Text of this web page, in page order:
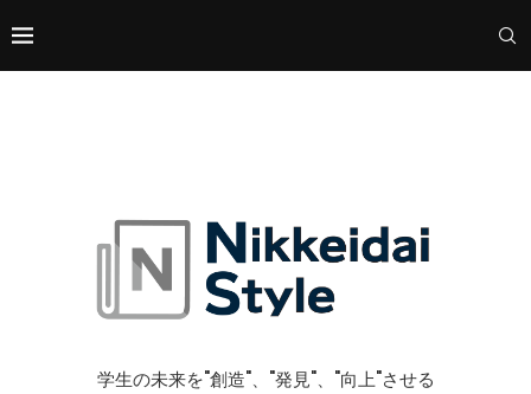
学生の未来を"創造"、"発見"、"向上"させる